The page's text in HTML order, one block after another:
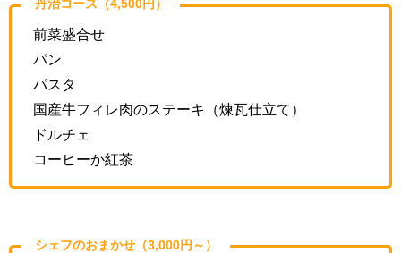
丹治コース（4,500円）
前菜盛合せ
パン
パスタ
国産牛フィレ肉のステーキ（煉瓦仕立て）
ドルチェ
コーヒーか紅茶
シェフのおまかせ（3,000円～）